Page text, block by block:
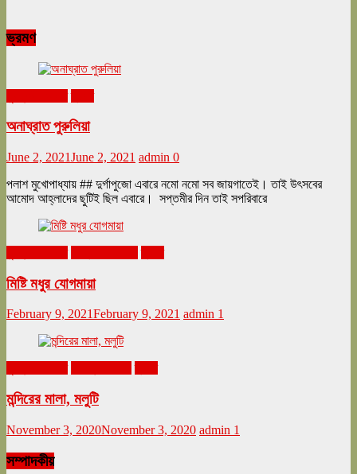
ভ্রমণ
অনাঘ্রাত পুরুলিয়া
June 2, 2021June 2, 2021 admin 0
পলাশ মুখোপাধ্যায় ## দুর্গাপুজো এবারে নমো নমো সব জায়গাতেই। তাই উৎসবের
আমোদ আহ্লাদের ছুটিই ছিল এবারে। সপ্তমীর দিন তাই সপরিবারে
মিষ্টি মধুর যোগমায়া
February 9, 2021February 9, 2021 admin 1
মন্দিরের মালা, মলুটি
November 3, 2020November 3, 2020 admin 1
সম্পাদকীয়